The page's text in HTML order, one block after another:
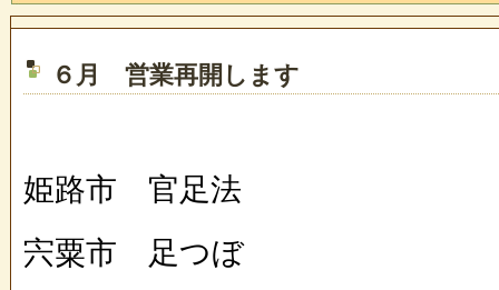
６月 営業再開します
姫路市 官足法
宍粟市 足つぼ